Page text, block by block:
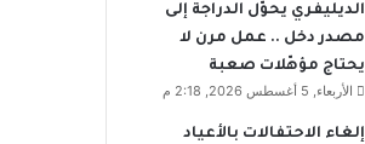
الديليفري يحوّل الدراجة إلى
مصدر دخل .. عمل مرن لا
يحتاج مؤهّلات صعبة
الأربعاء, 5 أغسطس 2026, 2:18 م
إلغاء الاحتفالات بالأعياد